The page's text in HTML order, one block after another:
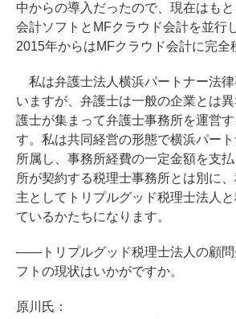
中からの導入だったので、現在はも
会計ソフトとMFクラウド会計を並行
2015年からはMFクラウド会計に完全
私は弁護士法人横浜パートナー法律
いますが、弁護士は一般の企業とは
護士が集まって弁護士事務所を運営
す。私は共同経営の形態で横浜パー
所属し、事務所経費の一定金額を支
所が契約する税理士事務所とは別に
主としてトリプルグッド税理士法人
ているかたちになります。
――トリプルグッド税理士法人の顧問
フトの現状はいかがですか。
原川氏：